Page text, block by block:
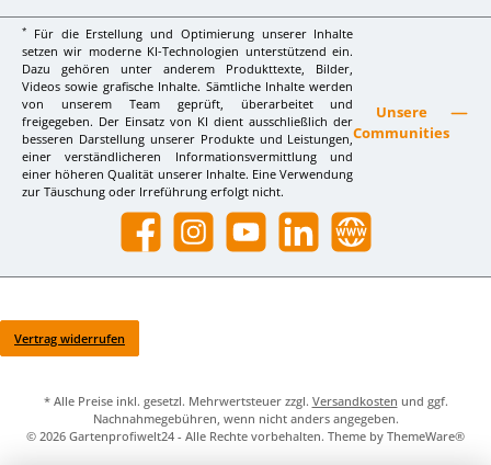
*
Für die Erstellung und Optimierung unserer Inhalte
setzen wir moderne KI-Technologien unterstützend ein.
Dazu gehören unter anderem Produkttexte, Bilder,
Videos sowie grafische Inhalte. Sämtliche Inhalte werden
von unserem Team geprüft, überarbeitet und
freigegeben. Der Einsatz von KI dient ausschließlich der
besseren Darstellung unserer Produkte und Leistungen,
einer verständlicheren Informationsvermittlung und
einer höheren Qualität unserer Inhalte. Eine Verwendung
zur Täuschung oder Irreführung erfolgt nicht.
Unsere
Communities
Facebook InstagramYouTube LinkedIn Website
Vertrag widerrufen
* Alle Preise inkl. gesetzl. Mehrwertsteuer zzgl. Versandkosten und ggf.
Nachnahmegebühren, wenn nicht anders angegeben.
© 2026 Gartenprofiwelt24 - Alle Rechte vorbehalten. Theme by ThemeWare®